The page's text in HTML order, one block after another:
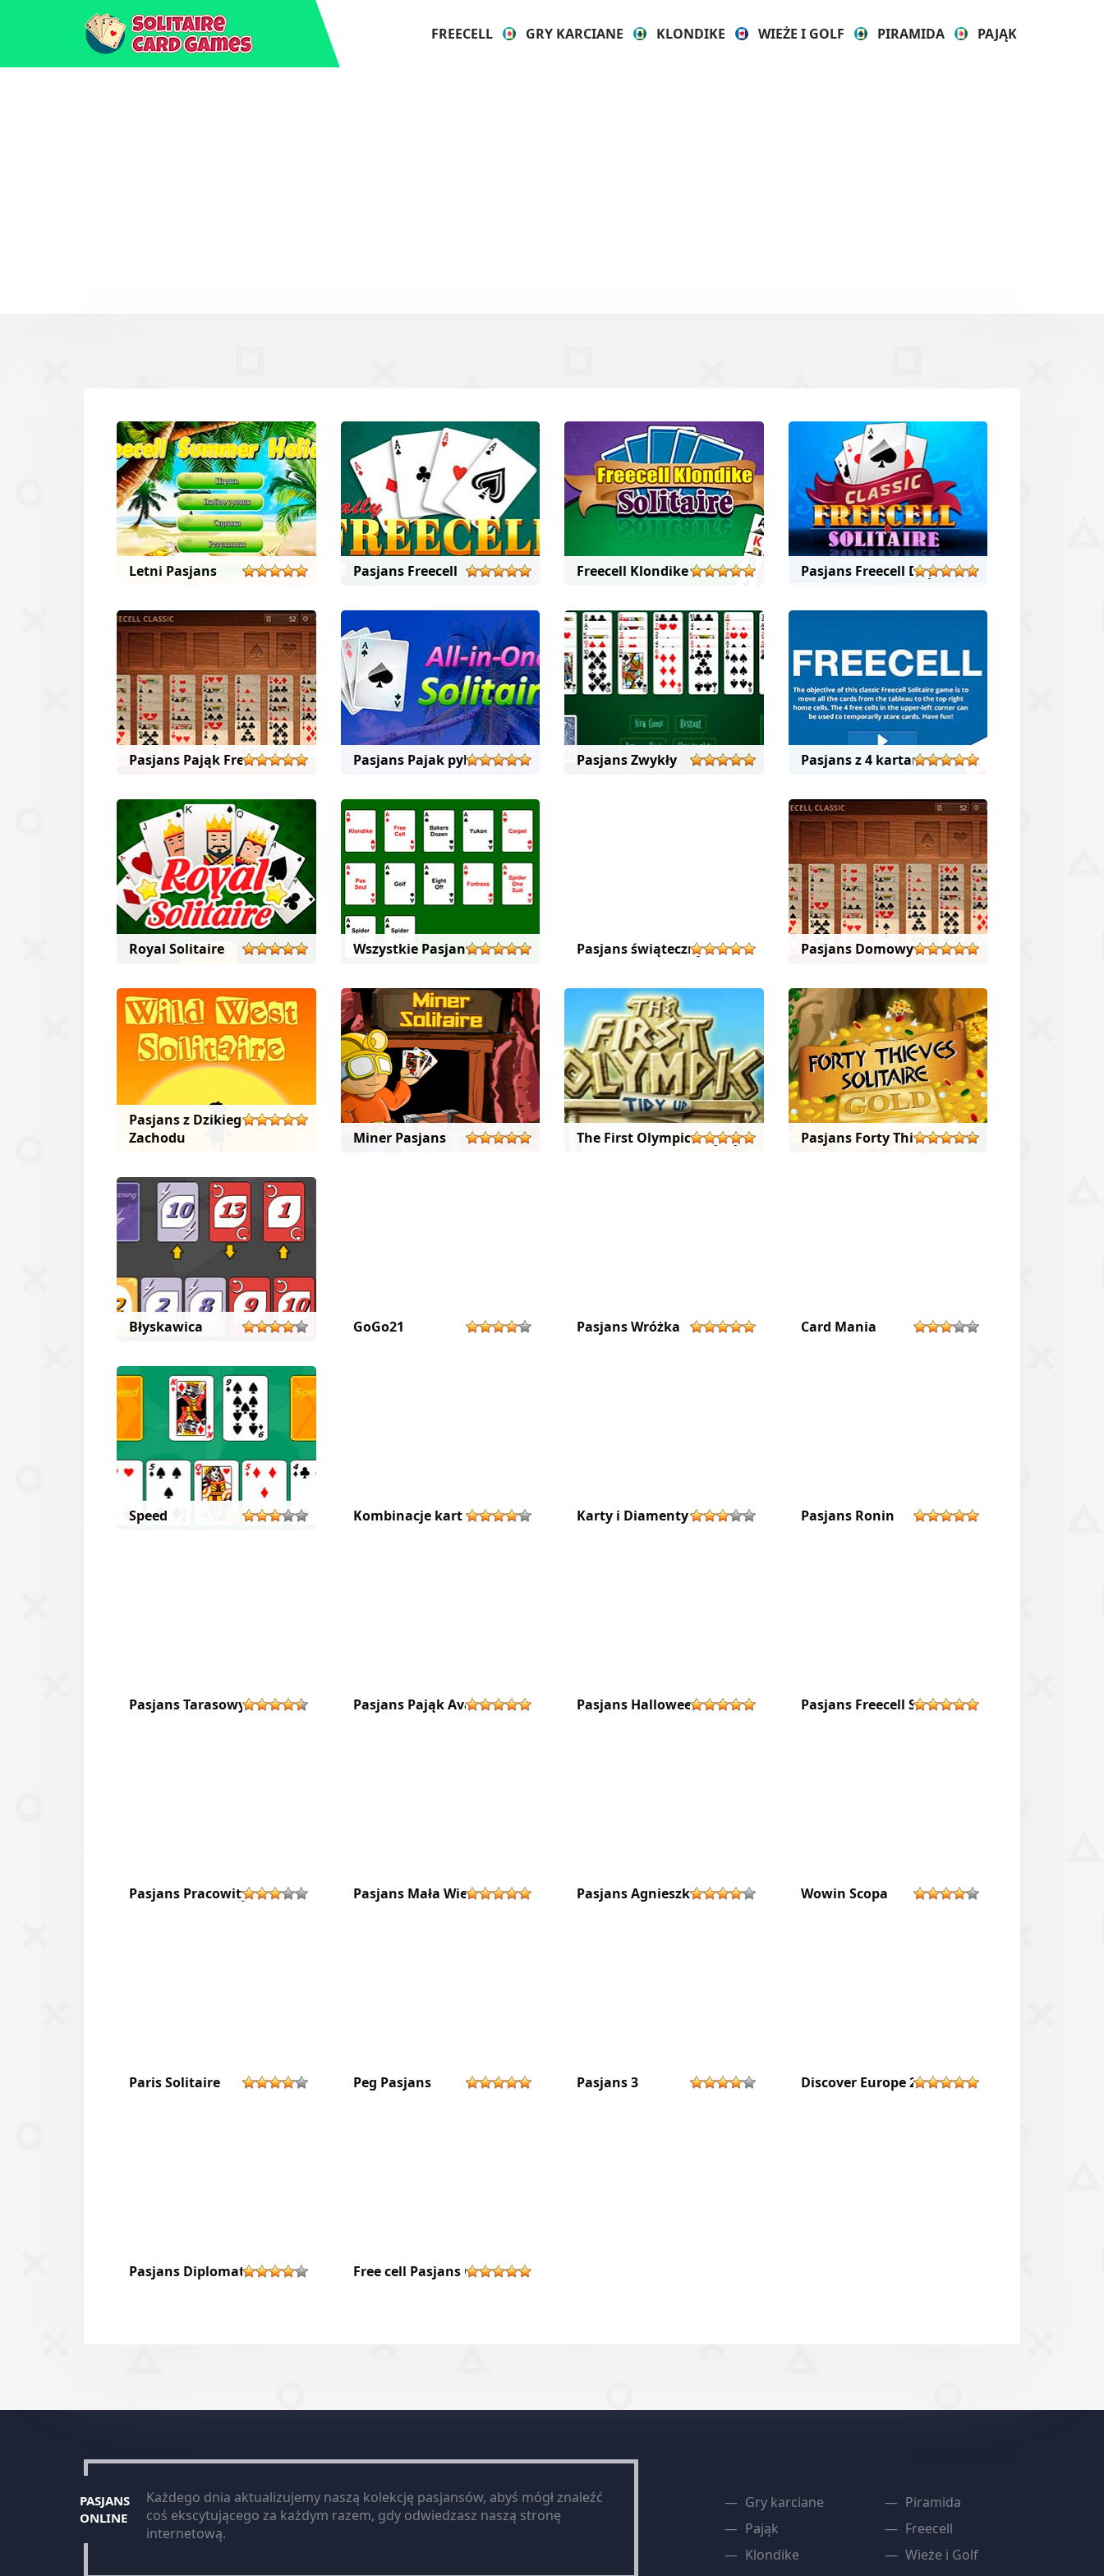
FREECELL GRY KARCIANE KLONDIKE WIEŻE I GOLF PIRAMIDA PAJĄK
Letni Pasjans Pasjans Freecell Freecell Klondike Pasjans Freecell Duplex
Pasjans Pająk Freecell Pasjans Pajak pykam Pasjans Zwykły Pasjans z 4 kartami
Royal Solitaire Wszystkie Pasjansa Pasjans świąteczny Pasjans Domowy
Pasjans z Dzikiego
Zachodu
Miner Pasjans The First Olympic Tidy up Pasjans Forty Thieves
Błyskawica GoGo21 Pasjans Wróżka Card Mania
Speed Kombinacje kart Karty i Diamenty Pasjans Ronin
Pasjans Tarasowy Pasjans Pająk Avalon Pasjans Halloween Pasjans Freecell Solitaire
Pasjans Pracowity Pasjans Mała Wiedźma Pasjans Agnieszka Wowin Scopa
Paris Solitaire Peg Pasjans Pasjans 3 Discover Europe 2
Pasjans Diplomat Free cell Pasjans Green
PASJANS
ONLINE
Każdego dnia aktualizujemy naszą kolekcję pasjansów, abyś mógł znaleźć
coś ekscytującego za każdym razem, gdy odwiedzasz naszą stronę
internetową.
Gry karciane
Pająk
Klondike
Piramida
Freecell
Wieże i Golf